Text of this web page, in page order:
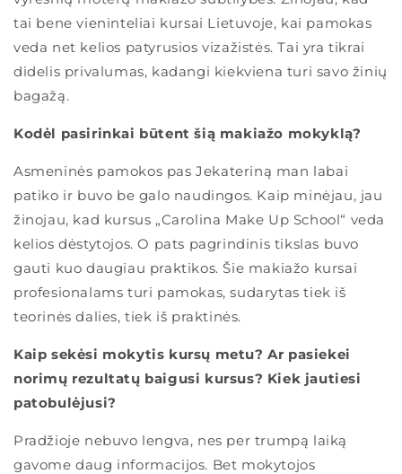
tai bene vieninteliai kursai Lietuvoje, kai pamokas
veda net kelios patyrusios vizažistės. Tai yra tikrai
didelis privalumas, kadangi kiekviena turi savo žinių
bagažą.
Kodėl pasirinkai būtent šią makiažo mokyklą?
Asmeninės pamokos pas Jekateriną man labai
patiko ir buvo be galo naudingos. Kaip minėjau, jau
žinojau, kad kursus „Carolina Make Up School“ veda
kelios dėstytojos. O pats pagrindinis tikslas buvo
gauti kuo daugiau praktikos. Šie makiažo kursai
profesionalams turi pamokas, sudarytas tiek iš
teorinės dalies, tiek iš praktinės.
Kaip sekėsi mokytis kursų metu? Ar pasiekei
norimų rezultatų baigusi kursus? Kiek jautiesi
patobulėjusi?
Pradžioje nebuvo lengva, nes per trumpą laiką
gavome daug informacijos. Bet mokytojos